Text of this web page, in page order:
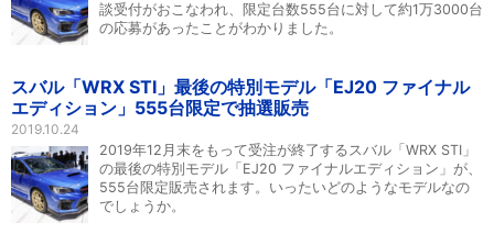
談受付がおこなわれ、限定台数555台に対して約1万3000台
の応募があったことがわかりました。
スバル「WRX STI」最後の特別モデル「EJ20 ファイナル
エディション」555台限定で抽選販売
2019.10.24
2019年12月末をもって受注が終了するスバル「WRX STI」
の最後の特別モデル「EJ20 ファイナルエディション」が、
555台限定販売されます。いったいどのようなモデルなの
でしょうか。